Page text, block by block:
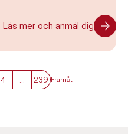
Läs mer och anmäl dig
4 239 Framåt